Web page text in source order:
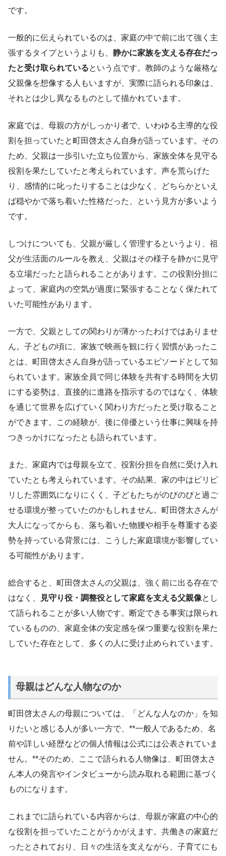
です。
一般的に伝えられているのは、家庭の中で前に出て強く主
張するタイプというよりも、 静かに家族を支える存在だっ
たと受け取られているという点です。教師のような厳格な
父親像を想像する人もいますが、実際に語られる印象は、
それとは少し異なるものとして描かれています。
家庭では、母親の方がしっかり者で、いわゆる主導的な役
割を担っていたと町田啓太さん自身が語っています。その
ため、父親は一歩引いた立ち位置から、家族全体を見守る
役割を果たしていたと考えられています。声を荒らげた
り、感情的に叱ったりすることは少なく、どちらかといえ
ば穏やかで落ち着いた性格だった、という見方が多いよう
です。
しつけについても、父親が厳しく管理するというより、祖
父が生活面のルールを教え、父親はその様子を静かに見守
る立場だったと語られることがあります。この役割分担に
よって、家庭内の空気が過度に緊張することなく保たれて
いた可能性があります。
一方で、父親としての関わりが薄かったわけではありませ
ん。子どもの頃に、家族で映画を観に行く習慣があったこ
とは、町田啓太さん自身が語っているエピソードとして知
られています。家族全員で同じ体験を共有する時間を大切
にする姿勢は、直接的に進路を指示するのではなく、体験
を通じて世界を広げていく関わり方だったと受け取ること
ができます。この経験が、後に俳優という仕事に興味を持
つきっかけになったとも語られています。
また、家庭内では母親を立て、役割分担を自然に受け入れ
ていたとも考えられています。その結果、家の中はピリピ
リした雰囲気になりにくく、子どもたちがのびのびと過ご
せる環境が整っていたのかもしれません。町田啓太さんが
大人になってからも、落ち着いた物腰や相手を尊重する姿
勢を持っている背景には、こうした家庭環境が影響してい
る可能性があります。
総合すると、町田啓太さんの父親は、強く前に出る存在で
はなく、
見守り役・調整役として家庭を支える父親像とし
て語られることが多い人物です。断定できる事実は限られ
ているものの、家庭全体の安定感を保つ重要な役割を果た
していた存在として、多くの人に受け止められています。
母親はどんな人物なのか
町田啓太さんの母親については、「どんな人なのか」を知
りたいと感じる人が多い一方で、**一般人であるため、名
前や詳しい経歴などの個人情報は公式には公表されていま
せん。**そのため、ここで語られる人物像は、町田啓太さ
ん本人の発言やインタビューから読み取れる範囲に基づく
ものになります。
これまでに語られている内容からは、母親が家庭の中心的
な役割を担っていたことがうかがえます。共働きの家庭だ
ったとされており、日々の生活を支えながら、子育てにも